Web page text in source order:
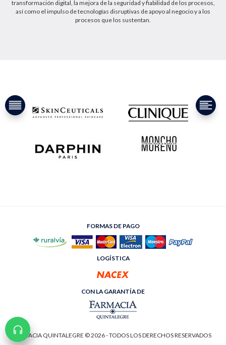
transformación digital, la mejora de la seguridad y fiabilidad de los procesos,
así como el impulso de tecnologías disruptivas de apoyo al negocio y a los
procesos que los sustentan.
FORMAS DE PAGO
LOGÍSTICA
CON LA GARANTÍA DE
FARMACIA QUINTALEGRE © 2026 - TODOS LOS DERECHOS RESERVADOS